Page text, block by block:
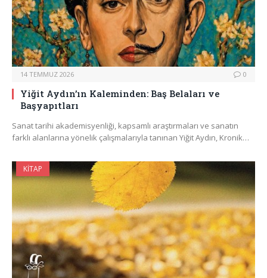
14 TEMMUZ 2026 0
Yiğit Aydın’ın Kaleminden: Baş Belaları ve
Başyapıtları
Sanat tarihi akademisyenliği, kapsamlı araştırmaları ve sanatın
farklı alanlarına yönelik çalışmalarıyla tanınan Yiğit Aydın, Kronik…
KITAP